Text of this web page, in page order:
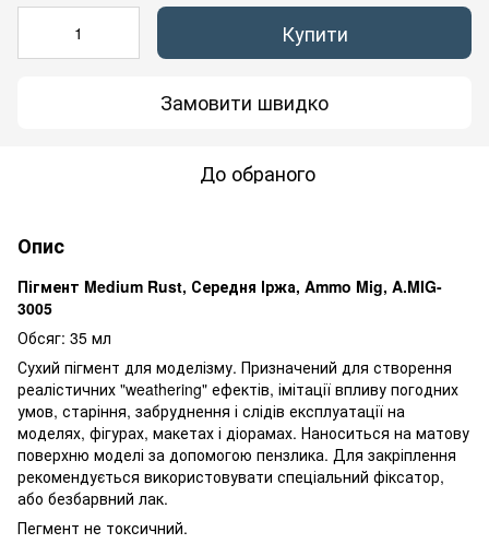
Купити
Замовити швидко
До обраного
Опис
Пігмент Medium Rust, Середня Іржа, Ammo Mig, A.MIG-
3005
Обсяг: 35 мл
Сухий пігмент для моделізму. Призначений для створення
реалістичних "weathering" ефектів, імітації впливу погодних
умов, старіння, забруднення і слідів експлуатації на
моделях, фігурах, макетах і діорамах. Наноситься на матову
поверхню моделі за допомогою пензлика. Для закріплення
рекомендується використовувати спеціальний фіксатор,
або безбарвний лак.
Пегмент не токсичний.